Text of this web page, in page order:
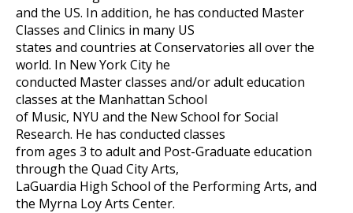
and the US. In addition, he has conducted Master
Classes and Clinics in many US
states and countries at Conservatories all over the
world. In New York City he
conducted Master classes and/or adult education
classes at the Manhattan School
of Music, NYU and the New School for Social
Research. He has conducted classes
from ages 3 to adult and Post-Graduate education
through the Quad City Arts,
LaGuardia High School of the Performing Arts, and
the Myrna Loy Arts Center.